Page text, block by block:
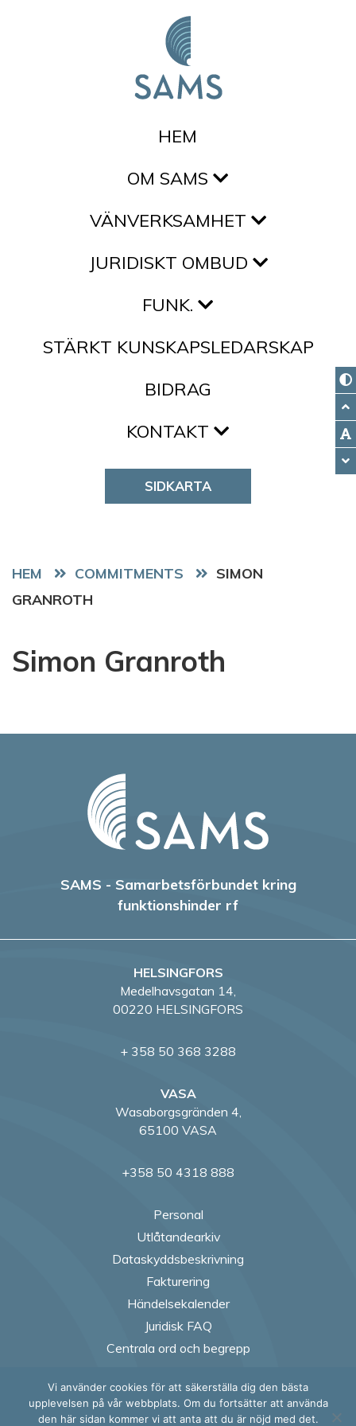
HEM
OM SAMS
VÄNVERKSAMHET
JURIDISKT OMBUD
FUNK.
STÄRKT KUNSKAPSLEDARSKAP
BIDRAG
KONTAKT
SIDKARTA
HEM COMMITMENTS
SIMON
GRANROTH
Simon Granroth
SAMS - Samarbetsförbundet kring
funktionshinder rf
HELSINGFORS
Medelhavsgatan 14,
00220 HELSINGFORS
+ 358 50 368 3288
VASA
Wasaborgsgränden 4,
65100 VASA
+358 50 4318 888
Personal
Utlåtandearkiv
Dataskyddsbeskrivning
Fakturering
Händelsekalender
Juridisk FAQ
Centrala ord och begrepp
Follow us on
Follow us on
Follow
Vi använder cookies för att säkerställa dig den bästa
upplevelsen på vår webbplats. Om du fortsätter att använda
den här sidan kommer vi att anta att du är nöjd med det.